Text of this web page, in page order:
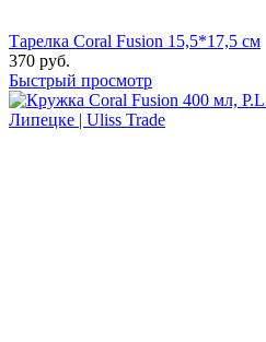
Тарелка Coral Fusion 15,5*17,5 см
370 руб.
Быстрый просмотр